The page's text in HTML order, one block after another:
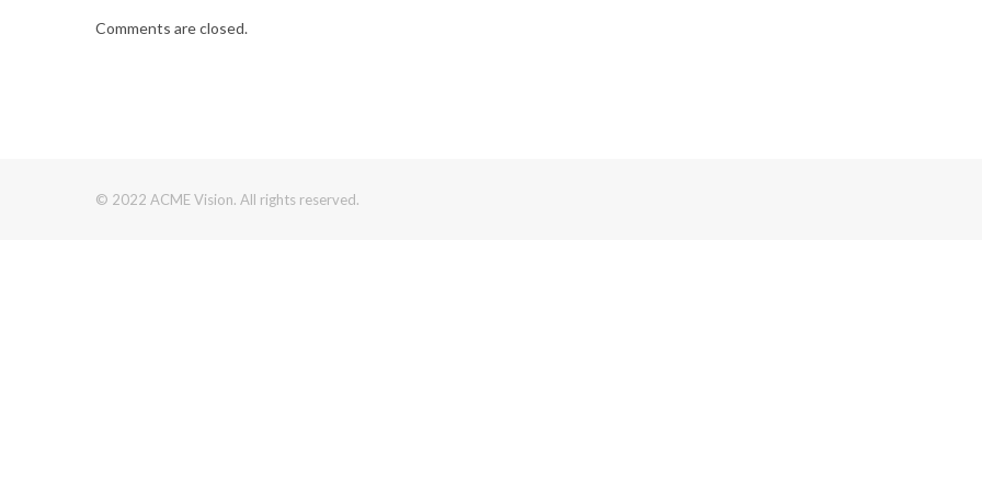
Comments are closed.
© 2022 ACME Vision. All rights reserved.